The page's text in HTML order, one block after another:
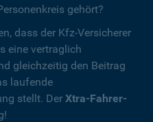
gehört?
dass der Kfz-Versicherer
eine vertraglich
gleichzeitig den Beitrag
laufende
stellt. Der Xtra-Fahrer-